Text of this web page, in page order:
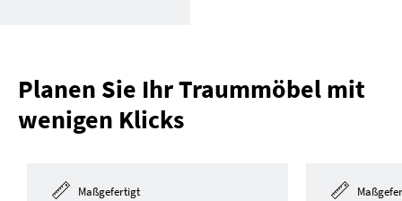
Planen Sie Ihr Traummöbel mit
wenigen Klicks
Maßgefertigt